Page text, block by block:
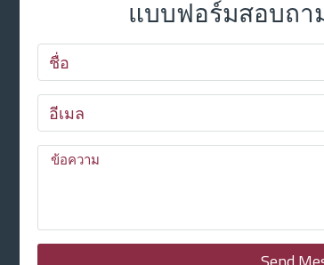
แบบฟอร์มสอบถา